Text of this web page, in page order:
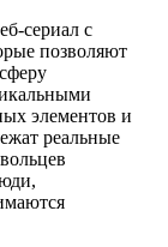
сериал с
позволяют
элементов и
реальные